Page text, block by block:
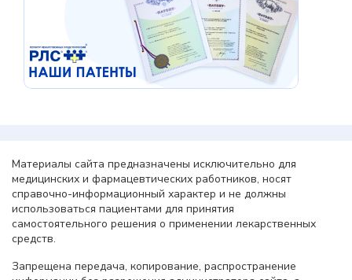
Материалы сайта предназначены исключительно для
медицинских и фармацевтических работников, носят
справочно-информационный характер и не должны
использоваться пациентами для принятия
самостоятельного решения о применении лекарственных
средств.
Запрещена передача, копирование, распространение